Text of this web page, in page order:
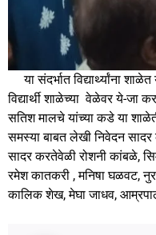
या संदर्भात विद्यार्थ्यांना
विद्यार्थी शाळेच्या वेळेवर ये-
सतिश मालचे यांच्या कडे या
समस्या बाबत लेखी निवेदन सादर
सादर करतेवेळी रोशनी कांबळे,
रमेश कातकरी , मनिषा घळवट,
कालिक शेख, मेघा जाधव,